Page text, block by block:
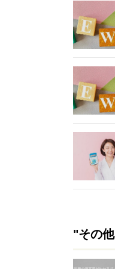
"その